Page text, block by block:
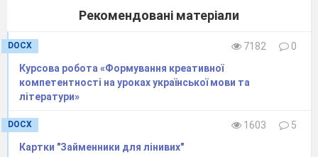
Диктант №3
Монастир на схилі гори
Здавна Крим — місце паломництва.
Здавалося б, що до кожного більш-менш
цікавого куточка півострова давно
протоптані стежки. Однак це зовсім не так.
Рекомендовані матеріали
DOCX 7182
0
Курсова робота «Формування креативної
компетентності на уроках української мови та
літератури»
DOCX 1603
5
Картки "Займенники для лінивих"